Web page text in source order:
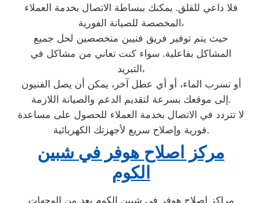
فلا داعي للقلق. يمكنك ببساطة الاتصال بخدمة العملاء
المخصصة للصيانة الفورية،
حيث يتم توفير فريق فنيين متخصصين لحل جميع
المشاكل بفاعلية. سواء كنت تعاني من مشاكل في
التبريد،
أو تسرب الماء، أو أي عطل آخر، يمكن أن يصل الفنيون
إلى موقعك بسرعة لتقديم الدعم والصيانة اللازمة.
لا تتردد في الاتصال بخدمة العملاء للحصول على مساعدة
فورية وإصلاح سريع لأجهزتك الكهربائية.
مركز اصلاح هوفر في شبين
الكوم
مراكز إصلاح هوفر في شبين الكوم يعد من الوجهات